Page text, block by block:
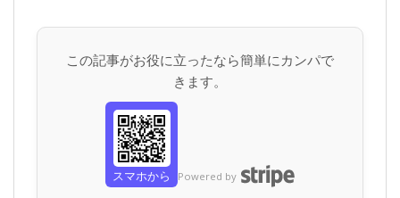
この記事がお役に立ったなら簡単にカンパで
きます。
スマホから Powered by